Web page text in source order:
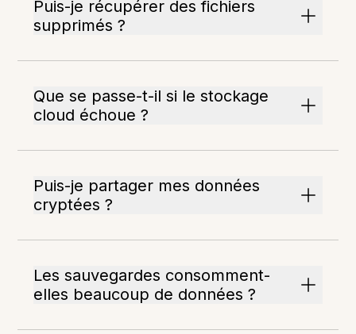
Puis-je récupérer des fichiers
supprimés ?
Que se passe-t-il si le stockage
cloud échoue ?
Puis-je partager mes données
cryptées ?
Les sauvegardes consomment-
elles beaucoup de données ?